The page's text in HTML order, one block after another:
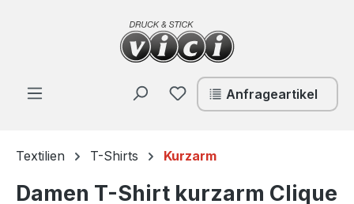
Zum Hauptinhalt springen
Du hast 0 Produkte auf
Anfrageartikel
Textilien T-Shirts Kurzarm
Damen T-Shirt kurzarm Clique